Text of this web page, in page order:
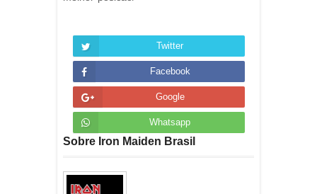
Twitter
Facebook
Google
Whatsapp
Sobre Iron Maiden Brasil